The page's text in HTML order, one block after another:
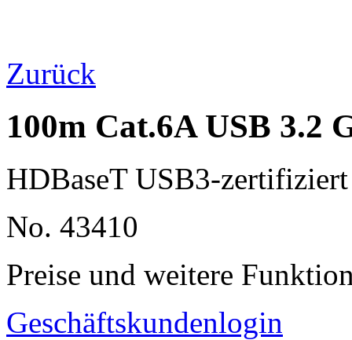
Zurück
100m Cat.6A USB 3.2
HDBaseT USB3-zertifiziert
No. 43410
Preise und weitere
Geschäftskundenlogin